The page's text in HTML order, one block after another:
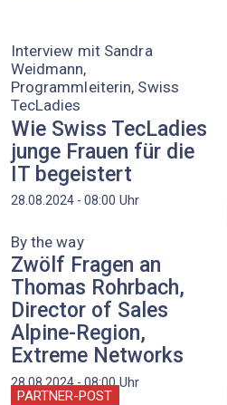
Interview mit Sandra
Weidmann,
Programmleiterin, Swiss
TecLadies
Wie Swiss TecLadies
junge Frauen für die
IT begeistert
28.08.2024 - 08:00 Uhr
By the way
Zwölf Fragen an
Thomas Rohrbach,
Director of Sales
Alpine-Region,
Extreme Networks
28.08.2024 - 08:00Uhr
PARTNER-POST